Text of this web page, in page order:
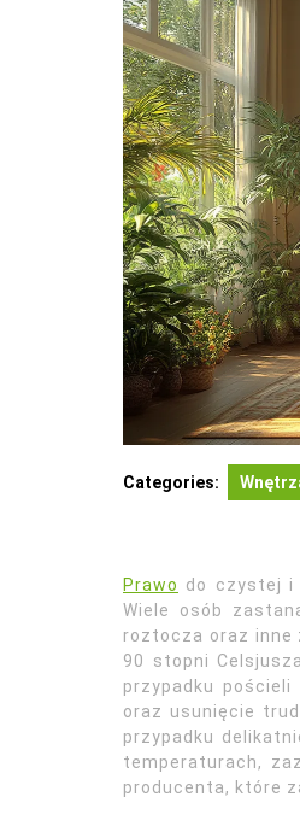
Categories:
Prawo do czystej i
Wiele osób
roztocza oraz inne
90 stopni
przypadku
oraz usunięcie
przypadku
temperaturach,
producenta, które